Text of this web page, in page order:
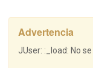
Advertencia
JUser: :_load: No